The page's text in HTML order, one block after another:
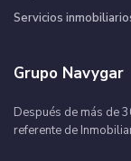
Servicios
Grupo Navygar
Después de más de
referente de